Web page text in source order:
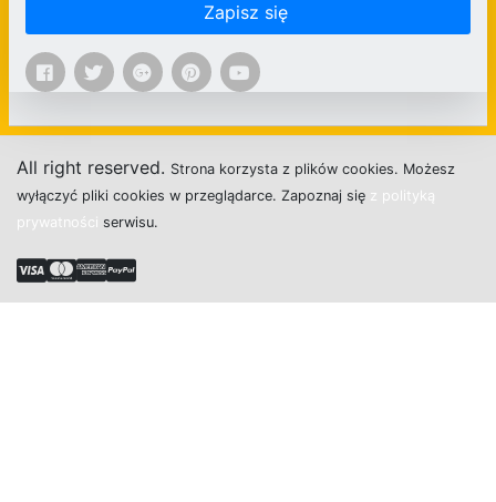
Zapisz się
All right reserved. Strona korzysta z plików cookies. Możesz
wyłączyć pliki cookies w przeglądarce. Zapoznaj się z polityką
prywatności serwisu.